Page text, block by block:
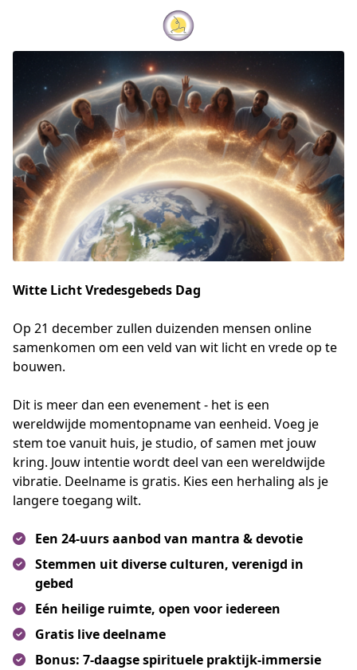
Witte Licht Vredesgebeds Dag
Op 21 december zullen duizenden mensen online
samenkomen om een veld van wit licht en vrede op te
bouwen.
Dit is meer dan een evenement - het is een
wereldwijde momentopname van eenheid. Voeg je
stem toe vanuit huis, je studio, of samen met jouw
kring. Jouw intentie wordt deel van een wereldwijde
vibratie. Deelname is gratis. Kies een herhaling als je
langere toegang wilt.
Een 24-uurs aanbod van mantra & devotie
Stemmen uit diverse culturen, verenigd in
gebed
Eén heilige ruimte, open voor iedereen
Gratis live deelname
Bonus: 7-daagse spirituele praktijk-immersie